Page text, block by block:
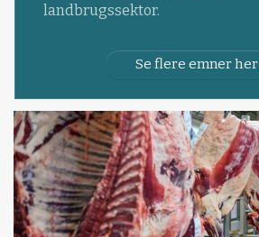
landbrugssektor.
Se flere emner her